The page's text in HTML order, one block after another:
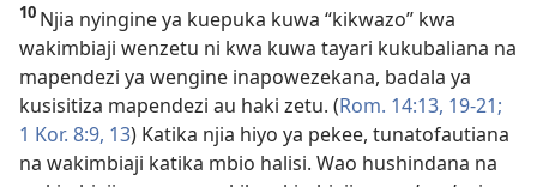
10 Njia nyingine ya kuepuka kuwa “kikwazo” kwa
wakimbiaji wenzetu ni kwa kuwa tayari kukubaliana na
mapendezi ya wengine inapowezekana, badala ya
kusisitiza mapendezi au haki zetu. (Rom. 14:13, 19-21;
1 Kor. 8:9, 13) Katika njia hiyo ya pekee, tunatofautiana
na wakimbiaji katika mbio halisi. Wao hushindana na